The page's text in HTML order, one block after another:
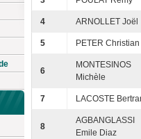
4 ARNOLLET Joël
5 PETER Christian
6
MONTESINOS
Michèle
7 LACOSTE
8
AGBANGLASSI
Emile Diaz